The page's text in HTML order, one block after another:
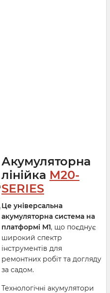
Акумуляторна
лінійка M20-
SERIES
Це універсальна
акумуляторна система на
платформі М1, що поєднує
широкий спектр
інструментів для
ремонтних робіт та догляду
за садом.
Технологічні акумулятори